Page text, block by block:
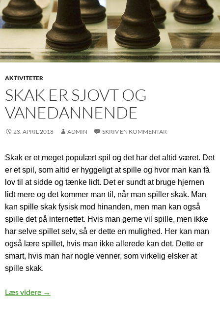
AKTIVITETER
SKAK ER SJOVT OG
VANEDANNENDE
23. APRIL 2018 ADMIN SKRIV EN KOMMENTAR
Skak er et meget populært spil og det har det altid været. Det
er et spil, som altid er hyggeligt at spille og hvor man kan få
lov til at sidde og tænke lidt. Det er sundt at bruge hjernen
lidt mere og det kommer man til, når man spiller skak. Man
kan spille skak fysisk mod hinanden, men man kan også
spille det på internettet. Hvis man gerne vil spille, men ikke
har selve spillet selv, så er dette en mulighed. Her kan man
også lære spillet, hvis man ikke allerede kan det. Dette er
smart, hvis man har nogle venner, som virkelig elsker at
spille skak.
Læs videre Skak er sjovt og vanedannende
→